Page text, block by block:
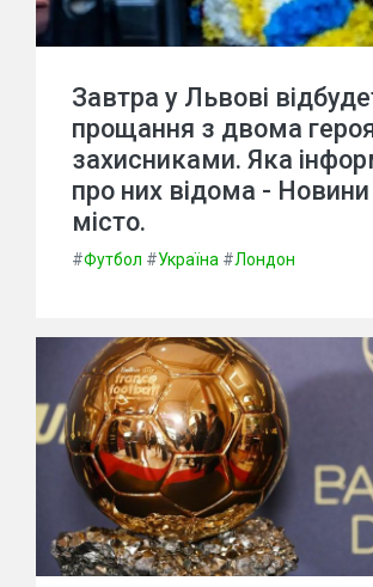
Завтра у Львові
прощання з двома
захисниками. Яка
про них відома -
місто.
#Футбол #Україна #Лондон